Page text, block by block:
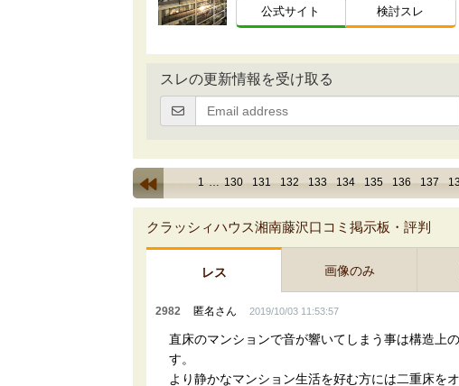
公式サイト 検討スレ
スレの更新情報を受け取る
1 … 130 131 132 133 134 135 136 137
クラッシィハウス湘南藤沢口コミ掲示板・評判
レス 画像のみ
2982 匿名さん 2019/10/03 11:53:57
直床のマンションで音が響いてしまう事は構造上
す。
より静かなマンション生活を好む方には二重床を